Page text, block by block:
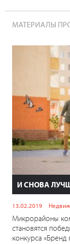
МАТЕРИАЛЫ
И СНОВА
13.02.2019
Микрорайоны
становятся
конкурса «Бренд